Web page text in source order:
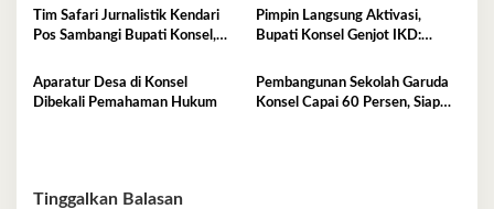
Semua
Perekonomian Tumbuh
Signifikan
Tim Safari Jurnalistik Kendari
Pos Sambangi Bupati Konsel,
Pembangunan
Pimpin Langsung Aktivasi,
Bupati Konsel Genjot IKD:
Kertas
Aparatur Desa di Konsel
Dibekali Pemahaman Hukum
Pembangunan Sekolah Garuda
Konsel Capai 60 Persen, Siap
Tinggalkan Balasan